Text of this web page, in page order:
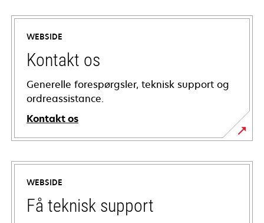
WEBSIDE
Kontakt os
Generelle forespørgsler, teknisk support og
ordreassistance.
Kontakt os
WEBSIDE
Få teknisk support